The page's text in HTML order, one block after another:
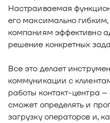
Настраиваемая
его максимально гибким,
компаниям эффективно
решение конкретных
Все это делает
коммуникации с
работы контакт-центра
сможет определять и
загрузку операторов и,